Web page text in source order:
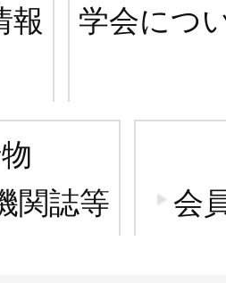
報 学会につ
関誌等 会